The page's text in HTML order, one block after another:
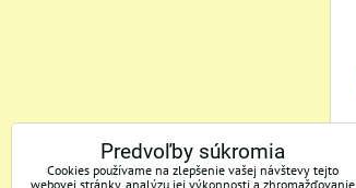
Predvoľby súkromia
Cookies používame na zlepšenie vašej návštevy tejto
webovej stránky, analýzu jej výkonnosti a zhromažďovanie